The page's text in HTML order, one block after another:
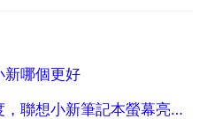
就不得而知了。可能會在
新哪個更好
聯想小新無法調節螢幕亮度，聯想小新筆記本螢幕亮度調不了，原來都可以的